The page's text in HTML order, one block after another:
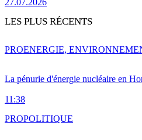
LES PLUS RÉCENTS
La pénurie d'énergie nucléaire en
11:38
PROENERGIE,
PROPOLITIQUE